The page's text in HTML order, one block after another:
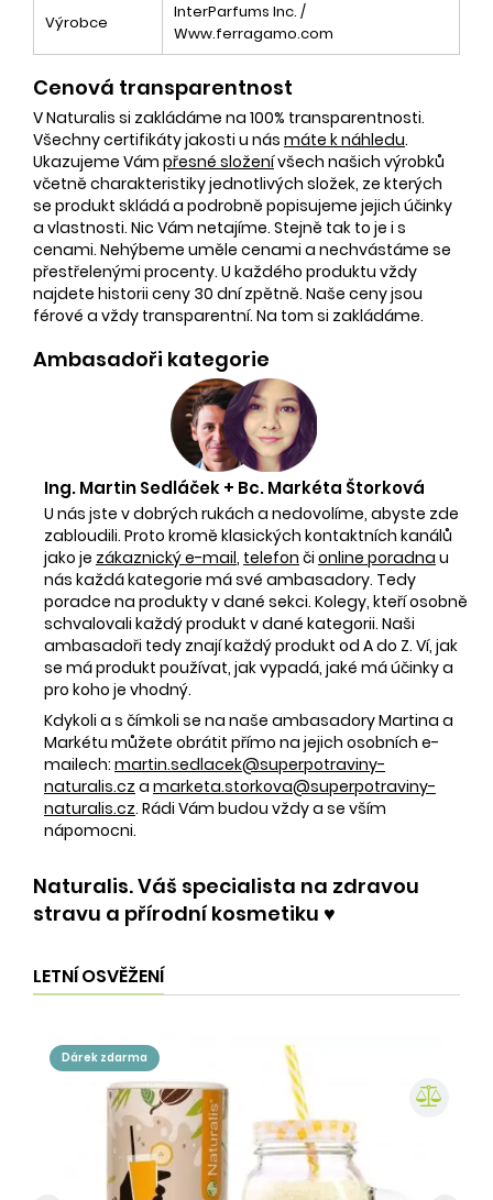
Výrobce
InterParfums Inc. /
Www.ferragamo.com
Cenová transparentnost
V Naturalis si zakládáme na 100% transparentnosti.
Všechny certifikáty jakosti u nás máte k náhledu.
Ukazujeme Vám přesné složenívšech našich výrobků
včetně charakteristiky jednotlivých složek, ze kterých
se produkt skládá a podrobně popisujeme jejich účinky
a vlastnosti. Nic Vám netajíme. Stejně tak to je i s
cenami. Nehýbeme uměle cenami a nechvástáme se
přestřelenými procenty. U každého produktu vždy
najdete historii ceny 30 dní zpětně. Naše ceny jsou
férové a vždy transparentní. Na tom si zakládáme.
Ambasadoři kategorie
Ing. Martin Sedláček + Bc. Markéta Štorková
U nás jste v dobrých rukách a nedovolíme, abyste zde
zabloudili. Proto kromě klasických kontaktních kanálů
jako je zákaznický e-mail, telefon či online poradna u
nás každá kategorie má své ambasadory. Tedy
poradce na produkty v dané sekci. Kolegy, kteří osobně
schvalovali každý produkt v dané kategorii. Naši
ambasadoři tedy znají každý produkt od A do Z. Ví, jak
se má produkt používat, jak vypadá, jaké má účinky a
pro koho je vhodný.
Kdykoli a s čímkoli se na naše ambasadory Martina a
Markétu můžete obrátit přímo na jejich osobních e-
mailech: martin.sedlacek@superpotraviny-
naturalis.cz a marketa.storkova@superpotraviny-
naturalis.cz. Rádi Vám budou vždy a se vším
nápomocni.
Naturalis. Váš specialista na zdravou
stravu a přírodní kosmetiku ♥️
LETNÍ OSVĚŽENÍ
dárek zdarma